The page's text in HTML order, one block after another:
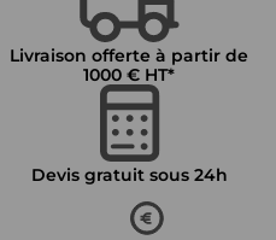
Livraison offerte à partir de
1000 € HT*
Devis gratuit sous 24h